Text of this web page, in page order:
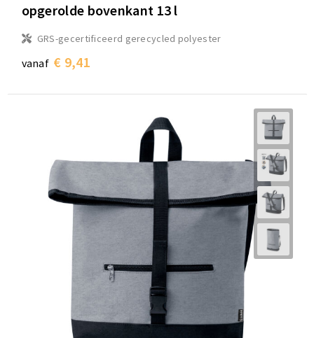
opgerolde bovenkant 13 l
GRS-gecertificeerd gerecycled polyester
vanaf € 9,41